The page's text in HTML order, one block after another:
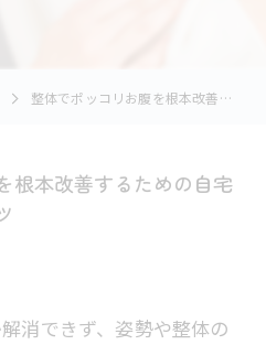
整体でポッコリお腹を根本改善するための自宅ケアと姿勢習慣のコツ
根本改善するための自宅
消できず、姿勢や整体の